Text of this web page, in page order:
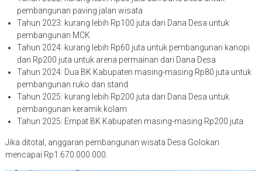
pembangunan paving jalan wisata
Tahun 2023: kurang lebih Rp100 juta dari Dana Desa untuk
pembangunan MCK
Tahun 2024: kurang lebih Rp60 juta untuk pembangunan kanopi
dan Rp200 juta untuk arena permainan dari Dana Desa
Tahun 2024: Dua BK Kabupaten masing-masing Rp80 juta untuk
pembangunan ruko dan stand
Tahun 2025: kurang lebih Rp200 juta dari Dana Desa untuk
pembangunan keramik kolam
Tahun 2025: Empat BK Kabupaten masing-masing Rp200 juta
Jika ditotal, anggaran pembangunan wisata Desa Golokan
mencapai Rp1.670.000.000.